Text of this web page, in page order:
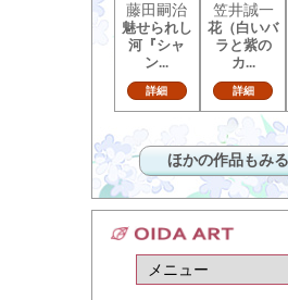
藤田嗣治
魅せられし
河『シャ
ン...
詳細
笠井誠一
花（白いバ
ラと紫の
カ...
詳細
ほかの作品もみ